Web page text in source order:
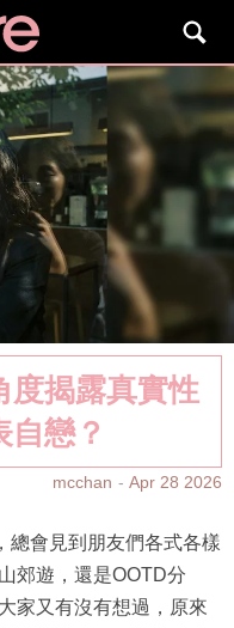
度揭露真實性
自戀？
mcchan Apr 28 2026
總會見到朋友們各式各樣
郊遊，還是OOTD分
家又有沒有想過，原來